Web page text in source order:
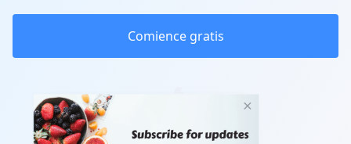
Comience gratis